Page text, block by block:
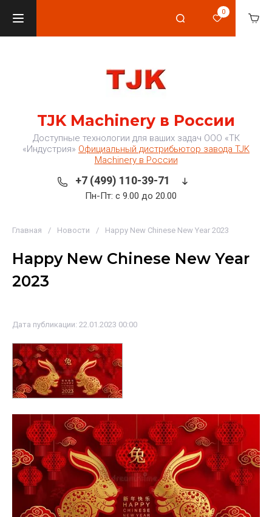
0
TJK Machinery в России
Доступные технологии для ваших задач ООО «ТК
«Индустрия» Официальный дистрибьютор завода TJK
Machinery в России
+7 (499) 110-39-71
Пн-Пт: с 9.00 до 20.00
Главная / Новости / Happy New Chinese New Year 2023
Happy New Chinese New Year
2023
Дата публикации: 22.01.2023 00:00